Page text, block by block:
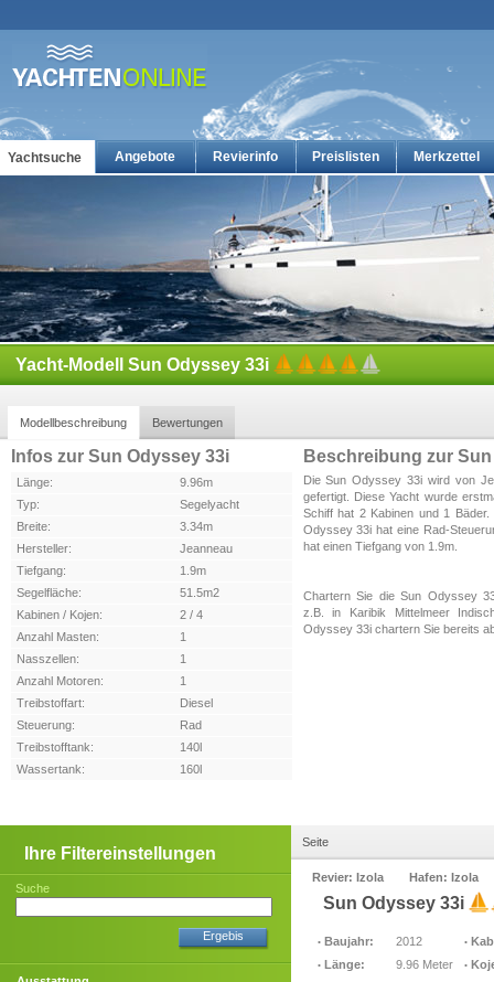
Yachtsuche Angebote Revierinfo Preislisten Merkzettel
Die günstigsten Charteryachten auf yachten-online
Yacht-Modell Sun Odyssey 33i
Modellbeschreibung Bewertungen
Infos zur Sun Odyssey 33i
Länge:
9.96m
Typ:
Segelyacht
Breite:
3.34m
Hersteller:
Jeanneau
Tiefgang:
1.9m
Segelfläche:
51.5m2
Kabinen / Kojen:
2 / 4
Anzahl Masten:
1
Nasszellen:
1
Anzahl Motoren:
1
Treibstoffart:
Diesel
Steuerung:
Rad
Treibstofftank:
140l
Wassertank:
160l
Beschreibung zur
Die Sun Odyssey 33i wird von
gefertigt. Diese Yacht wurde
Schiff hat 2 Kabinen und 1 Bäder.
Odyssey 33i hat eine Rad-
hat einen Tiefgang von 1.9m.
Chartern Sie die Sun Odyssey
z.B. in Karibik Mittelmeer
Odyssey 33i chartern Sie bereits
Seite
Revier: Izola Hafen: Izola
Sun Odyssey 33i
Baujahr:
2012
Länge:
9.96 Meter
Ihre Filtereinstellungen
Suche
Ergebis